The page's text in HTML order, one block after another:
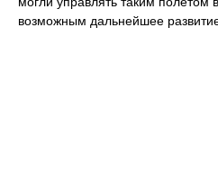
возможным дальнейшее